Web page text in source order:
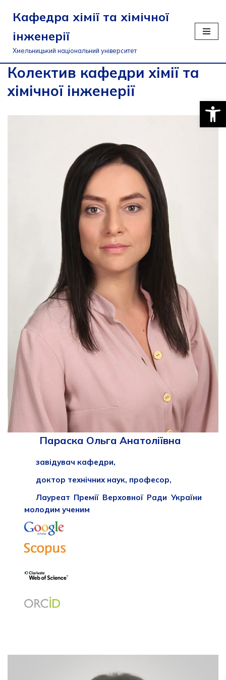
Перейти
до
вмісту
Кафедра хімії та хімічної
інженерії
Хмельницький національний університет
Колектив кафедри хімії та
хімічної інженерії
Параска Ольга Анатоліївна
завідувач кафедри,
доктор технічних наук, професор,
Лауреат Премії Верховної Ради України
молодим ученим